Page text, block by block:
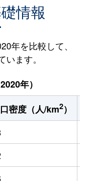
情報
年を比較して、
ます。
年）
密度（人/km2）